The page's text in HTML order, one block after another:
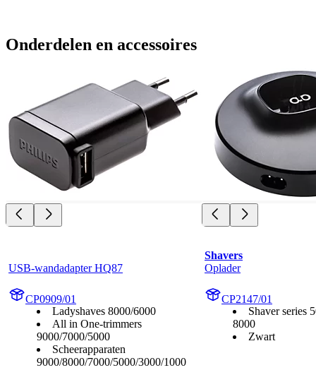
Onderdelen en accessoires
USB-wandadapter HQ87
CP0909/01
Ladyshaves 8000/6000
All in One-trimmers
9000/7000/5000
Scheerapparaten
9000/8000/7000/5000/3000/1000
Shavers
Oplader
CP2147/01
Shaver series
8000
Zwart